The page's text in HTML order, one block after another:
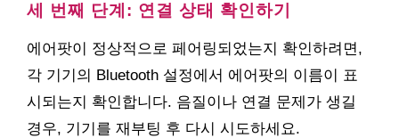
세 번째 단계: 연결 상태 확인하기
에어팟이 정상적으로 페어링되었는지 확인하려면,
각 기기의 Bluetooth 설정에서 에어팟의 이름이 표
시되는지 확인합니다. 음질이나 연결 문제가 생길
경우, 기기를 재부팅 후 다시 시도하세요.